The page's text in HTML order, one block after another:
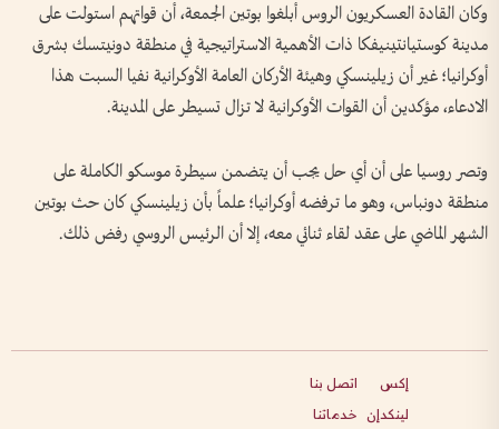
وكان القادة العسكريون الروس أبلغوا بوتين الجمعة، أن قواتهم استولت على
مدينة كوستيانتينيفكا ذات الأهمية الاستراتيجية في منطقة دونيتسك بشرق
أوكرانيا؛ غير أن زيلينسكي وهيئة الأركان العامة الأوكرانية نفيا السبت هذا
الادعاء، مؤكدين أن القوات الأوكرانية لا تزال تسيطر على المدينة.
وتصر روسيا على أن أي حل يجب أن يتضمن سيطرة موسكو الكاملة على
منطقة دونباس، وهو ما ترفضه أوكرانيا؛ علماً بأن زيلينسكي كان حث بوتين
الشهر الماضي على عقد لقاء ثنائي معه، إلا أن الرئيس الروسي رفض ذلك.
إكس
لينكدإن
اتصل بنا
خدماتنا